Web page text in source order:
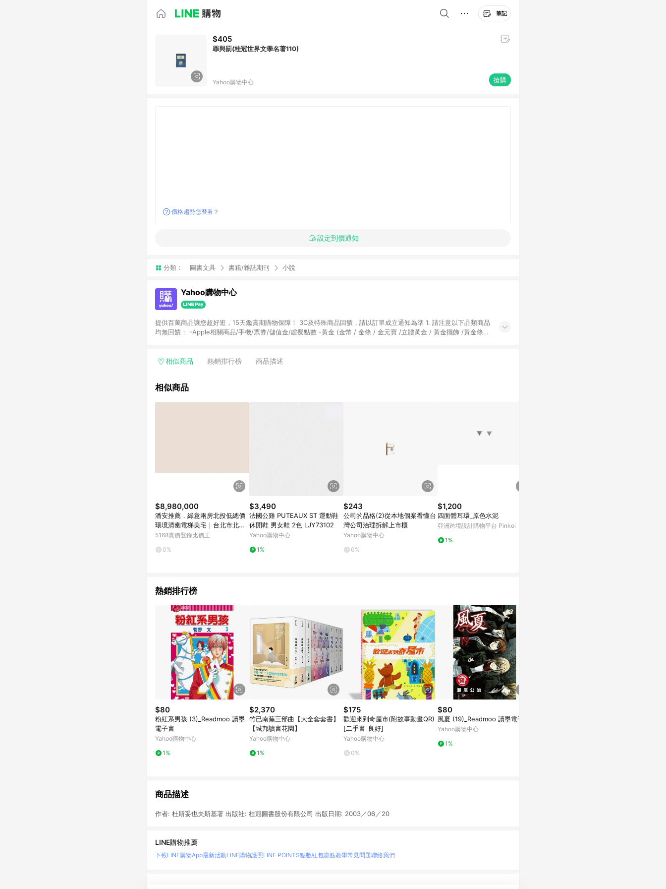
筆記
$405
罪與罰(桂冠世界文學名著110)
Yahoo購物中心 搶購
價格趨勢怎麼看？
設定到價通知
分類： 圖書文具 書籍/雜誌期刊 小說
Yahoo購物中心
提供百萬商品讓您超好逛，15天鑑賞期購物保障！ 3C及特殊商品回饋，請以訂單成立通知為準 1. 請注意以下品類商品
均無回饋： -Apple相關商品/手機/票券/儲值金/虛擬點數 -黃金 (金幣 / 金條 / 金元寶 /立體黃金 / 黃金擺飾 /黃金條
Yahoo超贈點回饋者 - 購物中心商店之商品：商品賣場中有標示「商店」及顯示商店名稱者(指定活動店家除外) 3. 訂
相似商品 熱銷排行榜 商品描述
相似商品
$8,980,000
潘安推薦．綠意兩房北投低總價
環境清幽電梯美宅｜台北市北投
區溫泉路
5168實價登錄比價王
0%
$3,490
法國公雞 PUTEAUX ST 運動鞋
休閒鞋 男女鞋 2色 LJY73102
Yahoo購物中心
1%
$243
公司的品格(2)從本地個案看懂台
灣公司治理拆解上市櫃
Yahoo購物中心
0%
$1,200
四面體耳環_原色水泥
亞洲跨境設計購物平台 Pinkoi
1%
熱銷排行榜
$80
粉紅系男孩 (3)_Readmoo 讀墨
電子書
Yahoo購物中心
1%
$2,370
竹已南蕪三部曲【大全套套書】
【城邦讀書花園】
Yahoo購物中心
1%
$175
歡迎來到奇屋市(附故事動畫QR)
[二手書_良好]
Yahoo購物中心
0%
$80
風夏 (19)_Readmoo 讀墨電子書
Yahoo購物中心
1%
商品描述
作者: 杜斯妥也夫斯基著 出版社: 桂冠圖書股份有限公司 出版日期: 2003／06／20
LINE購物推薦
下載LINE購物App最新活動LINE購物護照LINE POINTS點數紅包賺點教學常見問題聯絡我們